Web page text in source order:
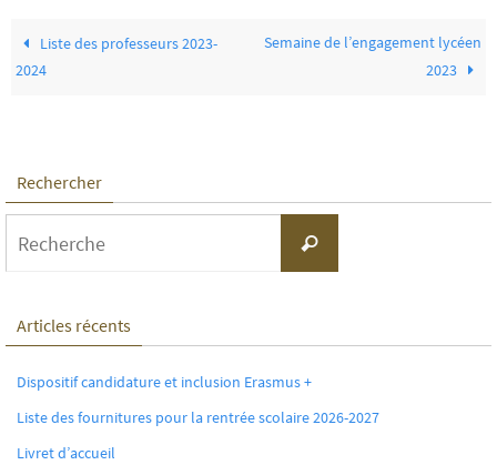
Liste des professeurs 2023-
2024
Semaine de l’engagement lycéen
2023
Rechercher
Recherche
Articles récents
Dispositif candidature et inclusion Erasmus +
Liste des fournitures pour la rentrée scolaire 2026-2027
Livret d’accueil